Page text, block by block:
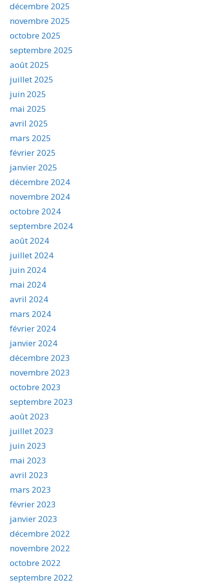
décembre 2025
novembre 2025
octobre 2025
septembre 2025
août 2025
juillet 2025
juin 2025
mai 2025
avril 2025
mars 2025
février 2025
janvier 2025
décembre 2024
novembre 2024
octobre 2024
septembre 2024
août 2024
juillet 2024
juin 2024
mai 2024
avril 2024
mars 2024
février 2024
janvier 2024
décembre 2023
novembre 2023
octobre 2023
septembre 2023
août 2023
juillet 2023
juin 2023
mai 2023
avril 2023
mars 2023
février 2023
janvier 2023
décembre 2022
novembre 2022
octobre 2022
septembre 2022